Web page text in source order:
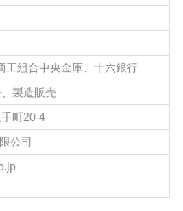
工組合中央金庫、十六銀行
製造販売
町20-4
公司